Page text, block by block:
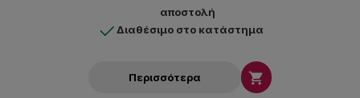
αποστολή
Διαθέσιμο στο κατάστημα
Περισσότερα 